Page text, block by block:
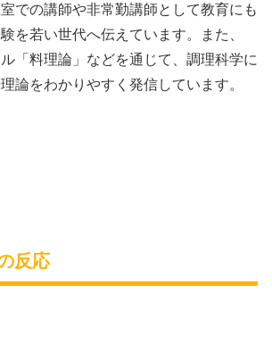
での講師や非常勤講師として教育にも
を若い世代へ伝えています。また、
「料理論」などを通じて、調理科学に
論をわかりやすく発信しています。
反応